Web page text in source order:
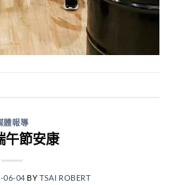
體報導
午節安康
06-04 BYTSAI ROBERT